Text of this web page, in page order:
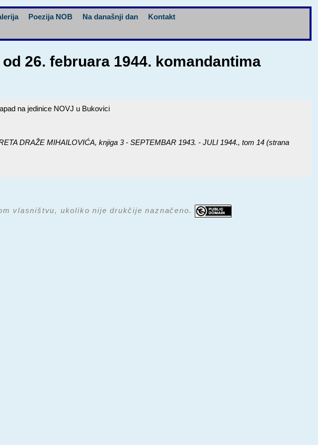
Poezija NOB Na današnji dan
Kontakt
26. februara 1944. komandantima
na jedinice NOVJ u Bukovici
DRAŽE MIHAILOVIĆA, knjiga 3 - SEPTEMBAR 1943. - JULI 1944., tom 14 (strana
vlasništvu, ukoliko nije drukčije naznačeno.